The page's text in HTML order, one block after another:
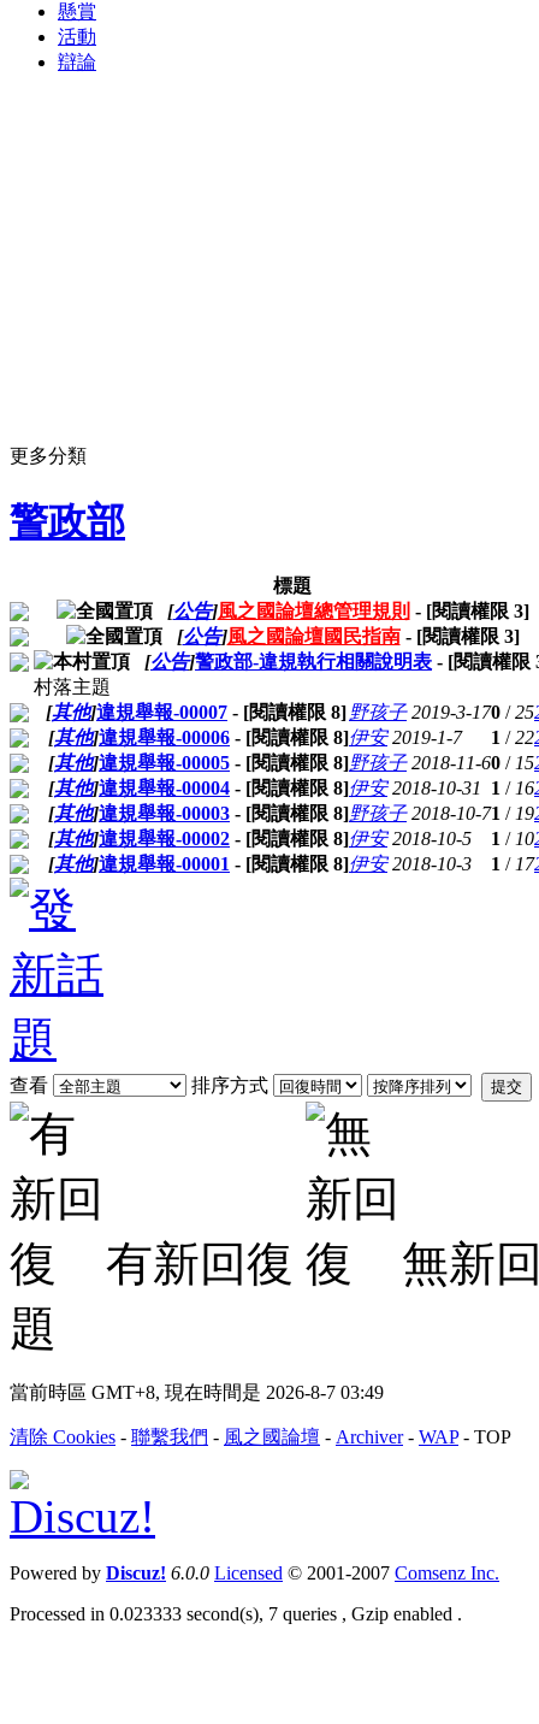
懸賞
活動
辯論
更多分類
警政部
標題
[公告]風之國論壇總管理規則 - [閱讀權限 3]
[公告]風之國論壇國民指南- [閱讀權限 3]
[公告]警政部-違規執行相關說明表 - [閱讀權限
村落主題
[其他]違規舉報-00007 - [閱讀權限 8] 野孩子 2019-3-170 /25
[其他]違規舉報-00006 - [閱讀權限 8]伊安 2019-1-7 1 /22
[其他]違規舉報-00005 - [閱讀權限 8]野孩子 2018-11-60 / 15
[其他]違規舉報-00004 - [閱讀權限 8]伊安 2018-10-31 1 / 16
[其他]違規舉報-00003 - [閱讀權限 8]野孩子 2018-10-71 / 19
[其他]違規舉報-00002 - [閱讀權限 8]伊安 2018-10-5 1 / 10
[其他]違規舉報-00001 - [閱讀權限 8]伊安 2018-10-3 1 / 17
查看 排序方式 提交
有新回復
無新
題
當前時區 GMT+8, 現在時間是 2026-8-7 03:49
清除 Cookies - 聯繫我們 - 風之國論壇 - Archiver- WAP- TOP
Powered by Discuz! 6.0.0 Licensed © 2001-2007 Comsenz Inc.
Processed in 0.023333 second(s), 7 queries , Gzip enabled .